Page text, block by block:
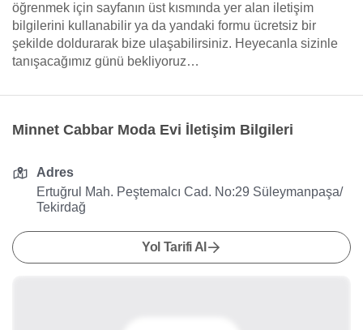
öğrenmek için sayfanın üst kısmında yer alan iletişim
bilgilerini kullanabilir ya da yandaki formu ücretsiz bir
şekilde doldurarak bize ulaşabilirsiniz. Heyecanla sizinle
tanışacağımız günü bekliyoruz…
Minnet Cabbar Moda Evi İletişim Bilgileri
Adres
Ertuğrul Mah. Peştemalcı Cad. No:29 Süleymanpaşa/
Tekirdağ
Yol Tarifi Al